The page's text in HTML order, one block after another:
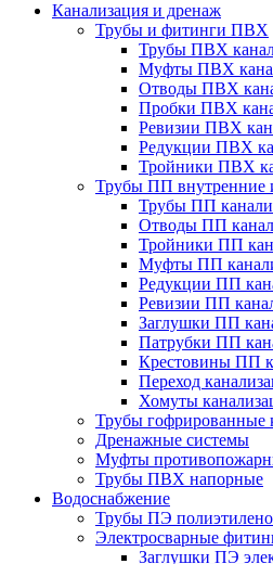
Канализация и дренаж
Трубы и фитинги ПВХ
Трубы ПВХ
Муфты ПВХ
Отводы ПВХ
Пробки ПВХ
Ревизии ПВХ
Редукции ПВХ
Тройники ПВХ
Трубы ПП внутренние
Трубы ПП
Отводы ПП
Тройники ПП
Муфты ПП
Редукции ПП
Ревизии ПП
Заглушки ПП
Патрубки ПП
Крестовины ПП
Переход
Хомуты
Трубы гофрированные
Дренажные системы
Муфты
Трубы ПВХ напорные
Водоснабжение
Трубы ПЭ
Электросварные
Заглушки ПЭ